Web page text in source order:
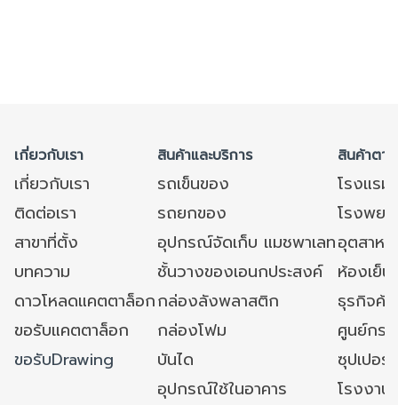
เกี่ยวกับเรา สินค้าและบริการ สินค้าตา
เกี่ยวกับเรา รถเข็นของ
โรงแร
ติดต่อเรา
รถยกของ
โรงพย
สาขาที่ตั้ง
อุปกรณ์จัดเก็บ แมชพาเลทอุตสาหก
บทความ
ชั้นวางของเอนกประสงค์
ห้องเย็
ดาวโหลดแคตตาล็อกกล่องลังพลาสติก
ธุรกิจค้
ขอรับแคตตาล็อก
กล่องโฟม
ศูนย์กร
ขอรับDrawing
บันได
ซุปเปอ
อุปกรณ์ใช้ในอาคาร
โรงงา